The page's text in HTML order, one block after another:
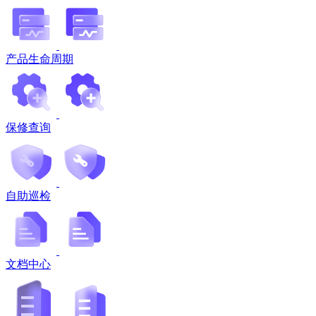
产品生命周期
保修查询
自助巡检
文档中心